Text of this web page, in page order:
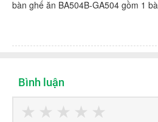
bàn ghế ăn BA504B-GA504 gồm 1
Bình luận
★
★
★
★
★